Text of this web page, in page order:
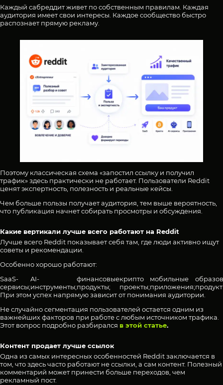
Каждый сабреддит живет по собственным правилам. Каждая
аудитория имеет свои интересы. Каждое сообщество быстро
распознает прямую рекламу.
Поэтому классическая схема «запостил ссылку и получил
трафик» здесь практически не работает. Пользователи Reddit
ценят экспертность, полезность и реальные кейсы.
Чем больше пользы получает аудитория, тем выше вероятность,
что публикация начнет собирать просмотры и обсуждения.
Какие вертикали лучше всего работают на Reddit
Лучше всего Reddit показывает себя там, где люди активно ищут
советы и рекомендации.
Особенно хорошо работают:
SaaS-
сервисы;
AI-
инструменты;
финансовые
продукты;
крипто
проекты;
мобильные
приложения;
При этом успех напрямую зависит от понимания аудитории.
Не случайно сегментация пользователей остается одним из
важнейших факторов при работе с любым источником трафика.
Этот вопрос подробно разбирался в этой статье.
Контент продает лучше ссылок
Одна из самых интересных особенностей Reddit заключается в
том, что здесь часто работают не ссылки, а сам контент. Полезный
комментарий может принести больше переходов, чем
рекламный пост.